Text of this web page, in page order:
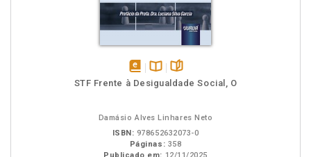
disponívelDisponível
páginas
STF Frente à Desigualdade Social, O
Damásio Alves Linhares Neto
ISBN: 978652632073-0
Páginas: 358